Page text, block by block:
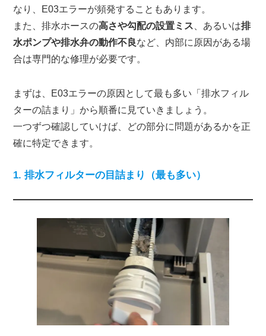
なり、E03エラーが頻発することもあります。
また、排水ホースの高さや勾配の設置ミス 、あるいは排
水ポンプや排水弁の動作不良など、内部に原因がある場
合は専門的な修理が必要です。
まずは、E03エラーの原因として最も多い「排水フィル
ターの詰まり」から順番に見ていきましょう。
一つずつ確認していけば、どの部分に問題があるかを正
確に特定できます。
1. 排水フィルターの目詰まり（最も多い）